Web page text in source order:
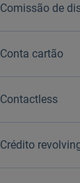
Comissão de
Conta cartão
Contactless
Crédito